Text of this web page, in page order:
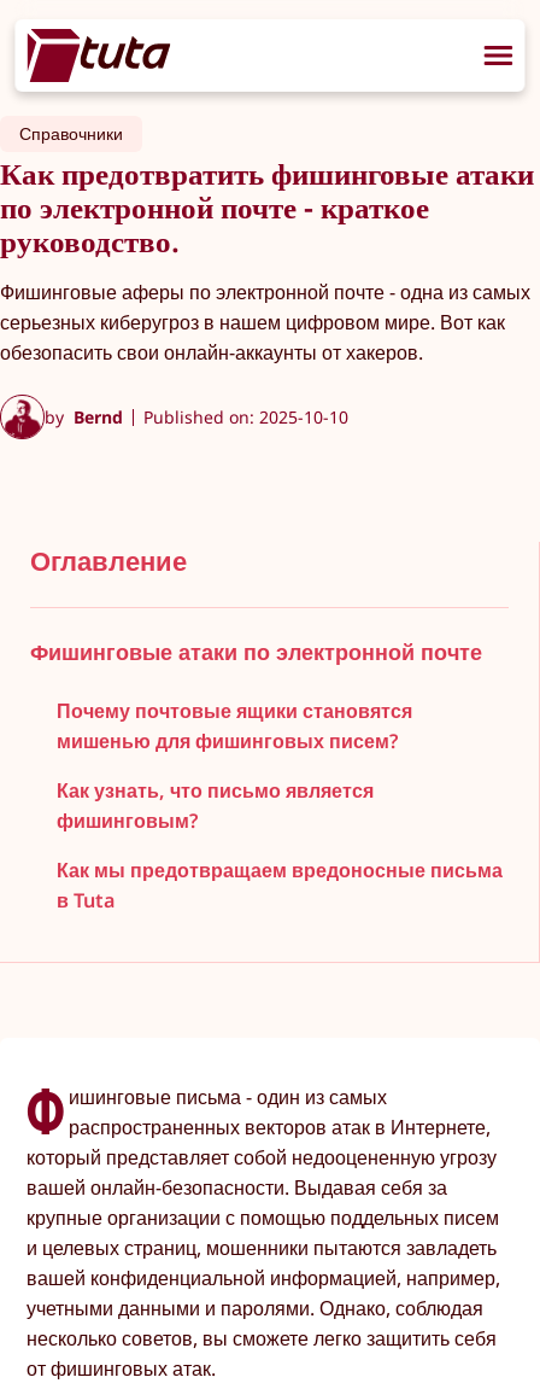
Справочники
Как предотвратить фишинговые атаки
по электронной почте - краткое
руководство.
Фишинговые аферы по электронной почте - одна из самых
серьезных киберугроз в нашем цифровом мире. Вот как
обезопасить свои онлайн-аккаунты от хакеров.
by Bernd Published on: 2025-10-10
Оглавление
Фишинговые атаки по электронной почте
Почему почтовые ящики становятся
мишенью для фишинговых писем?
Как узнать, что письмо является
фишинговым?
Как мы предотвращаем вредоносные письма
в Tuta
Ф ишинговые письма - один из самых
распространенных векторов атак в Интернете,
который представляет собой недооцененную угрозу
вашей онлайн-безопасности. Выдавая себя за
крупные организации с помощью поддельных писем
и целевых страниц, мошенники пытаются завладеть
вашей конфиденциальной информацией, например,
учетными данными и паролями. Однако, соблюдая
несколько советов, вы сможете легко защитить себя
от фишинговых атак.